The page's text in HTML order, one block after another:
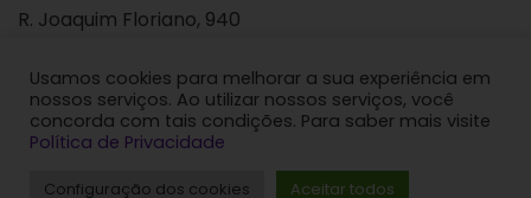
R. Joaquim Floriano, 940
São Paulo - SP
CEP: 04534-004
Levante Ideias de Investimentos © 2024. Todos os
Usamos cookies para melhorar a sua experiência em
nossos serviços. Ao utilizar nossos serviços, você
concorda com tais condições. Para saber mais visite
Política de Privacidade
Configuração dos cookies Aceitar todos